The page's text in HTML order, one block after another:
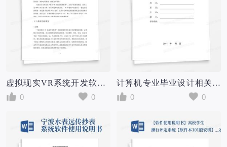
虚拟现实VR系统开发软件使用说明书V1.0
0
0
计算机专业毕业设计相关软件、系统设计软件使用说明书
0
0